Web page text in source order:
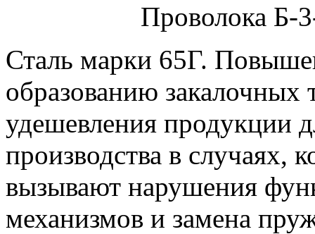
Проволока Б-
Сталь марки 65Г.
образованию
удешевления продукции
производства в случаях,
вызывают нарушения
механизмов и замена